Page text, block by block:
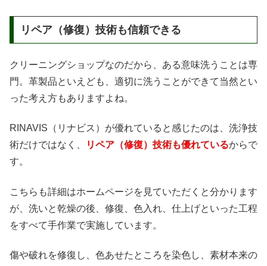
リペア（修復）技術も信頼できる
クリーニングショップなのだから、ある意味洗うことは専
門。革製品といえども、適切に洗うことができて当然とい
った考え方もありますよね。
RINAVIS（リナビス）が優れていると感じたのは、洗浄技
術だけではなく、
リペア（修復）技術も優れているからで
す。
こちらも詳細はホームページを見ていただくと分かります
が、洗いと乾燥の後、修復、色入れ、仕上げといった工程
をすべて手作業で実施しています。
傷や破れを修復し、色あせたところを染色し、素材本来の